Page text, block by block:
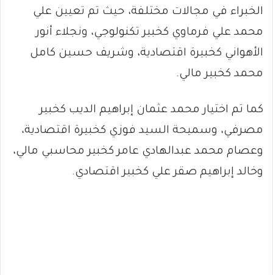
الخبراء في مجالات مختلفة، حيث تم تعيين علي
محمد علي فرماوي كخبير تكنولوجي، ونجلاء أنور
الأهواني كخبيرة اقتصادية، وشريف حسين كامل
محمد كخبير مالي.
كما تم اختيار محمد عثمان إبراهيم الديب كخبير
مصرفي، وسميحة السيد فوزي كخبيرة اقتصادية،
وعصام محمد عبدالهادي عامر كخبير محاسبي مالي،
وخالد إبراهيم صقر علي كخبير اقتصادي.